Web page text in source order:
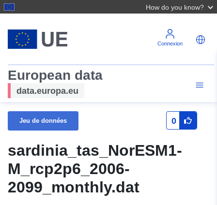
How do you know?
Connexion
European data
data.europa.eu
Jeu de données 0
sardinia_tas_NorESM1-
M_rcp2p6_2006-
2099_monthly.dat